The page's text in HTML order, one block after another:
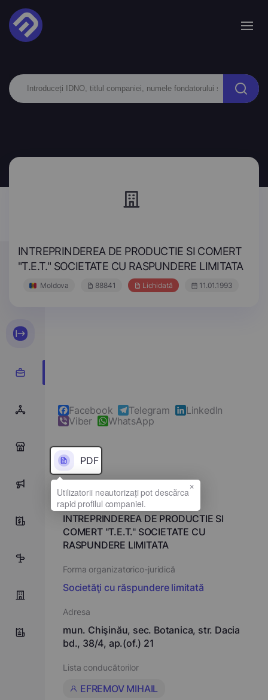
INTREPRINDEREA DE PRODUCTIE SI COMERT
"T.E.T." SOCIETATE CU RASPUNDERE LIMITATA
Moldova 88841 Lichidată 11.01.1993
0
Facebook Telegram
LinkedIn
Viber
WhatsApp
PDF
Denumirea completă
INTREPRINDEREA DE PRODUCTIE SI
COMERT "T.E.T." SOCIETATE CU
RASPUNDERE LIMITATA
Forma organizatorico-juridică
Societăţi cu răspundere limitată
Adresa
mun. Chişinău, sec. Botanica, str. Dacia
bd., 38/4, ap.(of.) 21
Lista conducătorilor
EFREMOV MIHAIL
×